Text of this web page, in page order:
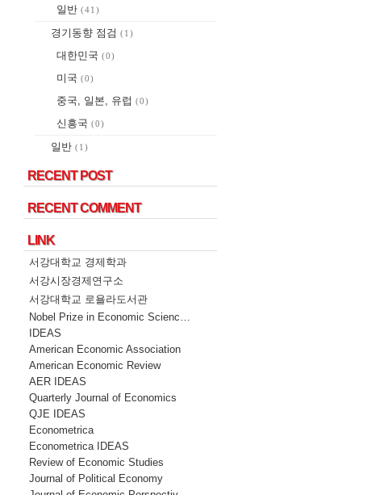
일반 (41)
경기동향 점검 (1)
대한민국 (0)
미국 (0)
중국, 일본, 유럽 (0)
신흥국 (0)
일반 (1)
RECENT POST
RECENT POST
RECENT COMMENT
RECENT COMMENT
LINK
LINK
서강대학교 경제학과
서강시장경제연구소
서강대학교 로욜라도서관
Nobel Prize in Economic Scienc…
IDEAS
American Economic Association
American Economic Review
AER IDEAS
Quarterly Journal of Economics
QJE IDEAS
Econometrica
Econometrica IDEAS
Review of Economic Studies
Journal of Political Economy